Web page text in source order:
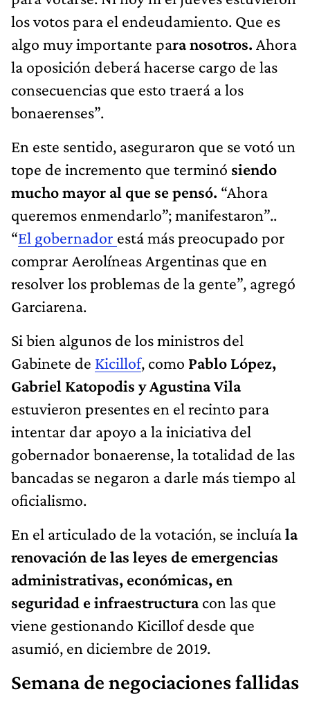
los votos para el endeudamiento. Que es
algo muy importante para nosotros. Ahora
la oposición deberá hacerse cargo de las
consecuencias que esto traerá a los
bonaerenses”.
En este sentido, aseguraron que se votó un
tope de incremento que terminó siendo
mucho mayor al que se pensó. “Ahora
queremos enmendarlo”; manifestaron”..
“El gobernador está más preocupado por
comprar Aerolíneas Argentinas que en
resolver los problemas de la gente”, agregó
Garciarena.
Si bien algunos de los ministros del
Gabinete de Kicillof, como Pablo López,
Gabriel Katopodis y Agustina Vila
estuvieron presentes en el recinto para
intentar dar apoyo a la iniciativa del
gobernador bonaerense, la totalidad de las
bancadas se negaron a darle más tiempo al
oficialismo.
En el articulado de la votación, se incluíala
renovación de las leyes de emergencias
administrativas, económicas, en
seguridad e infraestructuracon las que
viene gestionando Kicillof desde que
asumió, en diciembre de 2019.
Semana de negociaciones fallidas